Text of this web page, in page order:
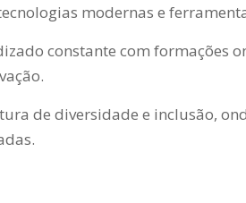
modernas e
constante com formações
de diversidade e inclusão,